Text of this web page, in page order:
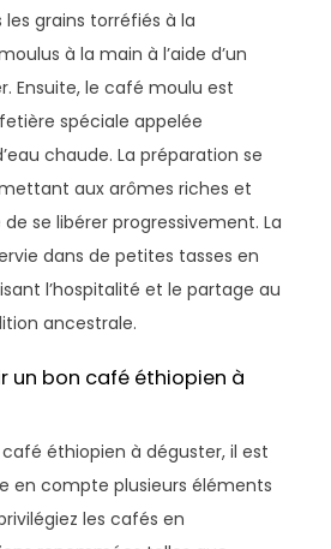
grains torréfiés à la
à la main à l’aide d’un
Ensuite, le café moulu est
spéciale appelée
chaude. La préparation se
aux arômes riches et
se libérer progressivement. La
dans de petites tasses en
l’hospitalité et le partage au
ancestrale.
un bon café éthiopien à
éthiopien à déguster, il est
en compte plusieurs éléments
les cafés en